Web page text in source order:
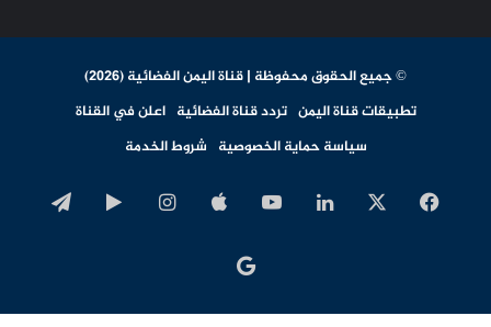
© جميع الحقوق محفوظة | قناة اليمن الفضائية (2026)
تطبيقات قناة اليمن تردد قناة الفضائية اعلن في القناة
سياسة حماية الخصوصية شروط الخدمة
فيسبوك لينكدإن‫YouTube انستقرام‏Google
اخبار
جوجل